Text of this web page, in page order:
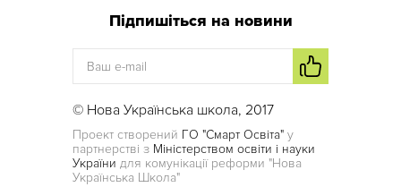
Підпишіться на новини
© Нова Українська школа, 2017
Проект створений ГО "Смарт Освіта" у
партнерстві з Міністерством освіти і науки
України для комунікації реформи "Нова
Українська Школа"